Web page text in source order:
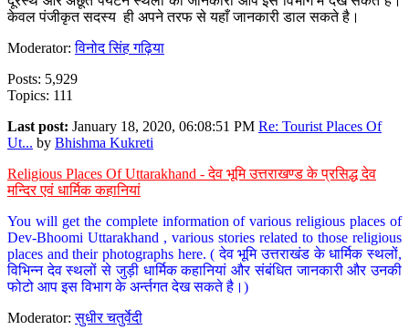
केवल पंजीकृत सदस्य ही अपने तरफ से यहाँ जानकारी डाल सकते है।
Moderator:विनोद सिंह गढ़िया
Posts: 5,929
Topics: 111
Last post: January 18, 2020, 06:08:51 PM Re: Tourist Places Of
Ut... by Bhishma Kukreti
Religious Places Of Uttarakhand - देव भूमि उत्तराखण्ड के प्रसिद्ध देव
मन्दिर एवं धार्मिक कहानियां
You will get the complete information of various religious places of
Dev-Bhoomi Uttarakhand , various stories related to those religious
places and their photographs here. ( देव भूमि उत्तराखंड के धार्मिक स्थलों,
विभिन्न देव स्थलों से जुड़ी धार्मिक कहानियां और संबंधित जानकारी और उनकी
फोटो आप इस विभाग के अर्न्तगत देख सकते है।)
Moderator:सुधीर चतुर्वेदी